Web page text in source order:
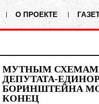
О ПРОЕКТЕ
МУТНЫМ СХЕМАМ
ДЕПУТАТА-
БОРИНШТЕЙНА
КОНЕЦ